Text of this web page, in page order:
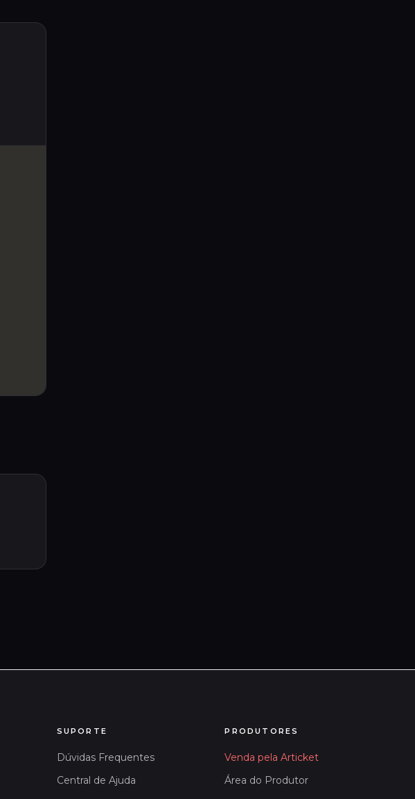
SUPORTE
Dúvidas Frequentes
Central de Ajuda
PRODUTORES
Venda pela Articket
Área do Produtor